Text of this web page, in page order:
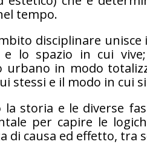
tempo.
disciplinare
e lo spazio in cui
urbano in modo
stessi e il modo in cui
la storia e le diverse
per capire le
di causa ed effetto, tra